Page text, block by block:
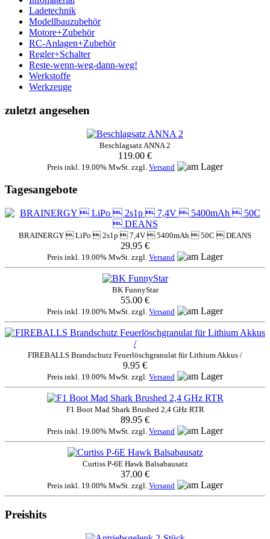
Ladetechnik
Modellbauzubehör
Motore+Zubehör
RC-Anlagen+Zubehör
Regler+Schalter
Reste-wenn-weg-dann-weg!
Werkstoffe
Werkzeuge
zuletzt angesehen
Beschlagsatz ANNA 2
119.00 €
Preis inkl. 19.00% MwSt. zzgl. Versand
Tagesangebote
BRAINERGY  LiPo  2s1p  7,4V  5400mAh  50C  DEANS
29.95 €
Preis inkl. 19.00% MwSt. zzgl. Versand
BK FunnyStar
55.00 €
Preis inkl. 19.00% MwSt. zzgl. Versand
FIREBALLS Brandschutz Feuerlöschgranulat für Lithium Akkus /
9.95 €
Preis inkl. 19.00% MwSt. zzgl. Versand
F1 Boot Mad Shark Brushed 2,4 GHz RTR
89.95 €
Preis inkl. 19.00% MwSt. zzgl. Versand
Curtiss P-6E Hawk Balsabausatz
37.00 €
Preis inkl. 19.00% MwSt. zzgl. Versand
Preishits